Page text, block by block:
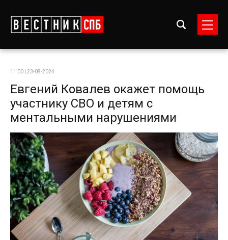
11:00 | 23-08-2024
Евгений Ковалев окажет помощь
участнику СВО и детям с
ментальными нарушениями